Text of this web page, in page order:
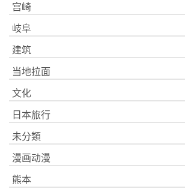
宫崎
岐阜
建筑
当地拉面
文化
日本旅行
未分類
漫画动漫
熊本